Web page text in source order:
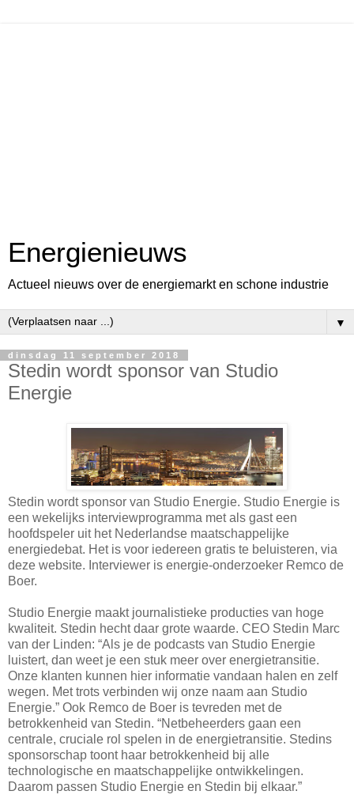
Energienieuws
Actueel nieuws over de energiemarkt en schone industrie
▼
dinsdag 11 september 2018
Stedin wordt sponsor van Studio
Energie
Stedin wordt sponsor van Studio Energie. Studio Energie is
een wekelijks interviewprogramma met als gast een
hoofdspeler uit het Nederlandse maatschappelijke
energiedebat. Het is voor iedereen gratis te beluisteren, via
deze website. Interviewer is energie-onderzoeker Remco de
Boer.
Studio Energie maakt journalistieke producties van hoge
kwaliteit. Stedin hecht daar grote waarde. CEO Stedin Marc
van der Linden: “Als je de podcasts van Studio Energie
luistert, dan weet je een stuk meer over energietransitie.
Onze klanten kunnen hier informatie vandaan halen en zelf
wegen. Met trots verbinden wij onze naam aan Studio
Energie.” Ook Remco de Boer is tevreden met de
betrokkenheid van Stedin. “Netbeheerders gaan een
centrale, cruciale rol spelen in de energietransitie. Stedins
sponsorschap toont haar betrokkenheid bij alle
technologische en maatschappelijke ontwikkelingen.
Daarom passen Studio Energie en Stedin bij elkaar.”